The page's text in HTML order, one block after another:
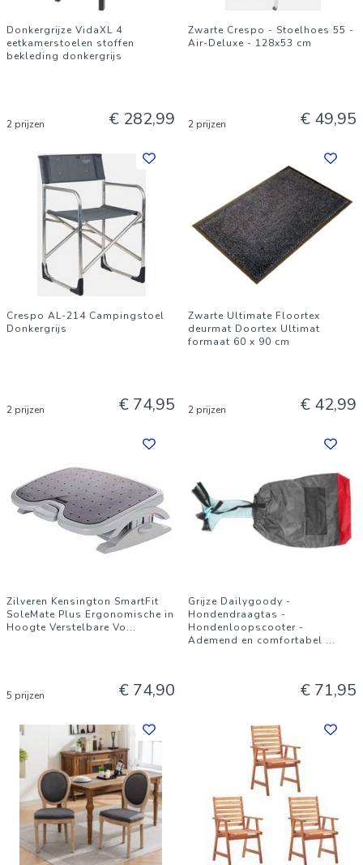
Donkergrijze VidaXL 4
eetkamerstoelen stoffen
bekleding donkergrijs
2 prijzen € 282,99
Zwarte Crespo - Stoelhoes 55 -
Air-Deluxe - 128x53 cm
2 prijzen € 49,95
Crespo AL-214 Campingstoel
Donkergrijs
2 prijzen € 74,95
Zwarte Ultimate Floortex
deurmat Doortex Ultimat
formaat 60 x 90 cm
2 prijzen € 42,99
Zilveren Kensington SmartFit
SoleMate Plus Ergonomische in
Hoogte Verstelbare Vo...
5 prijzen € 74,90
Grijze Dailygoody -
Hondendraagtas -
Hondenloopscooter -
Ademend en comfortabel ...
€ 71,95